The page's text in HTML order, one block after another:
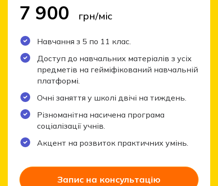
7 900 грн/міс
Навчання з 5 по 11 клас.
Доступ до навчальних матеріалів з усіх
предметів на гейміфікований навчальній
платформі.
Очні заняття у школі двічі на тиждень.
Різноманітна насичена програма
соціалізації учнів.
Акцент на розвиток практичних умінь.
Запис на консультацію